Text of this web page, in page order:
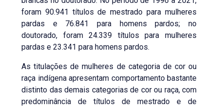
foram 90.941 títulos de mestrado para mulheres
pardas e 76.841 para homens pardos; no
doutorado, foram 24.339 títulos para mulheres
pardas e 23.341 para homens pardos.
As titulações de mulheres de categoria de cor ou
raça indígena apresentam comportamento bastante
distinto das demais categorias de cor ou raça, com
predominância de títulos de mestrado e de